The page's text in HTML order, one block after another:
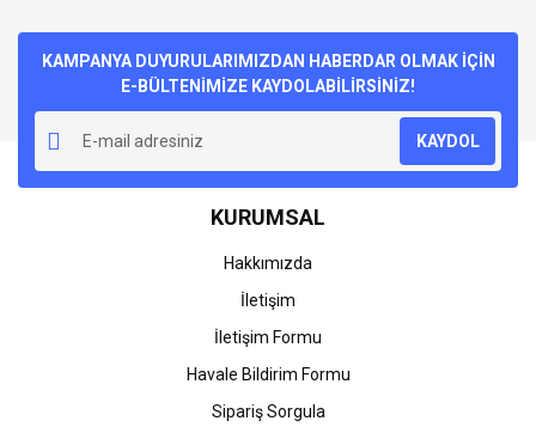
Yorum Yaz
kullanarak tarafımıza iletebilirsiniz.
Görüş ve önerileriniz için teşekkür ederiz.
Ürün resmi kalitesiz, bozuk veya görüntülenemiyor.
Ürün açıklamasında eksik bilgiler bulunuyor.
Ürün bilgilerinde hatalar bulunuyor.
Ürün fiyatı diğer sitelerden daha pahalı.
Gönder
KAMPANYA DUYURULARIMIZDAN HABERDAR OLMAK İÇİN
E-BÜLTENİMİZE KAYDOLABİLİRSİNİZ!
KAYDOL
KURUMSAL
Hakkımızda
İletişim
İletişim Formu
Havale Bildirim Formu
Sipariş Sorgula